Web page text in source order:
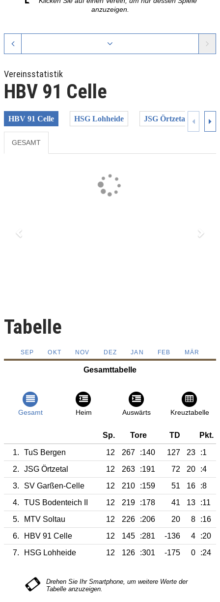
anzuzeigen.
Vereinsstatistik
HBV 91 Celle
HBV 91 Celle HSG Lohheide JSG Örtzetal
GESAMT
Tabelle
SEP OKT NOV DEZ JAN FEB MÄR
Gesamttabelle
Gesamt Heim Auswärts Kreuztabelle
Sp. Tore TD Pkt.
1. TuS Bergen 12 267 :140 127 23
:1
2.
JSG Örtzetal 12 263 :191 72 20
:4
3.
SV Garßen-Celle 12 210 :159 51 16
:8
4.
TUS Bodenteich II 12 219 :178 41 13
:11
5.
MTV Soltau 12 226 :206 20 8
:16
6.
HBV 91 Celle 12 145 :281 -136 4
:20
7.
HSG Lohheide 12 126 :301 -175 0 :24